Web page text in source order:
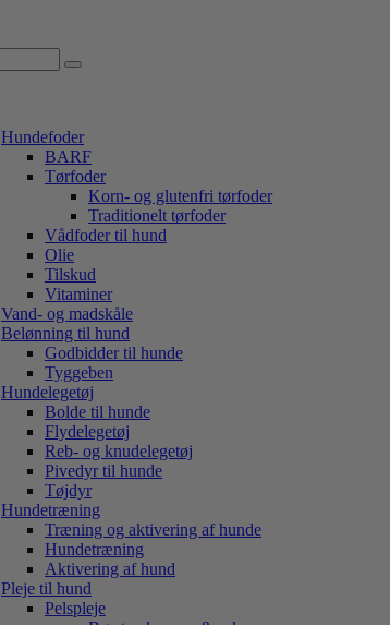
Hundefoder
BARF
Tørfoder
Korn- og glutenfri tørfoder
Traditionelt tørfoder
Vådfoder til hund
Olie
Tilskud
Vitaminer
Vand- og madskåle
Belønning til hund
Godbidder til hunde
Tyggeben
Hundelegetøj
Bolde til hunde
Flydelegetøj
Reb- og knudelegetøj
Pivedyr til hunde
Tøjdyr
Hundetræning
Træning og aktivering af hunde
Hundetræning
Aktivering af hund
Pleje til hund
Pelspleje